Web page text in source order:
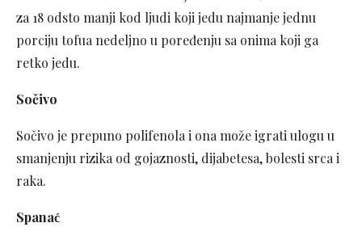
za 18 odsto manji kod ljudi koji jedu najmanje jednu
porciju tofua nedeljno u poređenju sa onima koji ga
retko jedu.
Sočivo
Sočivo je prepuno polifenola i ona može igrati ulogu u
smanjenju rizika od gojaznosti, dijabetesa, bolesti srca i
raka.
Spanać